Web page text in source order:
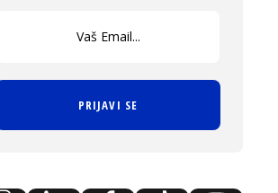
PRIJAVI SE